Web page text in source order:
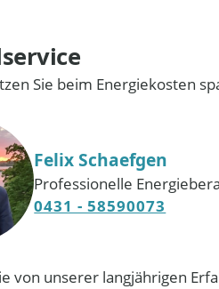
Sie beim Energiekosten
Felix Schaefgen
Professionelle
0431 - 58590073
von unserer langjährigen